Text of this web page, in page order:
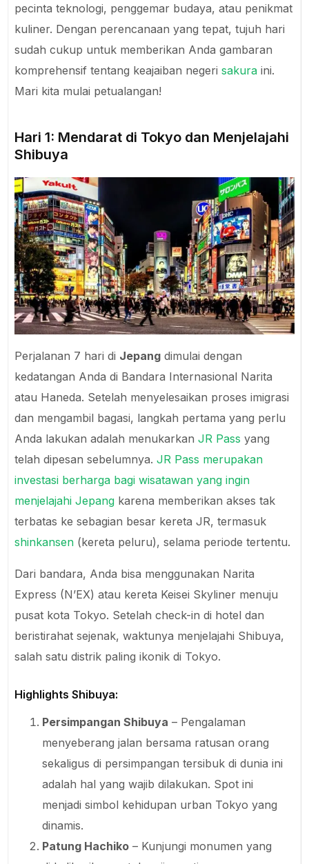
pecinta teknologi, penggemar budaya, atau penikmat
kuliner. Dengan perencanaan yang tepat, tujuh hari
sudah cukup untuk memberikan Anda gambaran
komprehensif tentang keajaiban negerisakura ini.
Mari kita mulai petualangan!
Hari 1: Mendarat di Tokyo dan Menjelajahi
Shibuya
Perjalanan 7 hari di Jepang dimulai dengan
kedatangan Anda di Bandara Internasional Narita
atau Haneda. Setelah menyelesaikan proses imigrasi
dan mengambil bagasi, langkah pertama yang perlu
Anda lakukan adalah menukarkanJR Pass yang
telah dipesan sebelumnya.JR Pass merupakan
investasi berharga bagi wisatawan yang ingin
menjelajahi Jepang karena memberikan akses tak
terbatas ke sebagian besar kereta JR, termasuk
shinkansen (kereta peluru), selama periode tertentu.
Dari bandara, Anda bisa menggunakan Narita
Express (N’EX) atau kereta Keisei Skyliner menuju
pusat kota Tokyo. Setelah check-in di hotel dan
beristirahat sejenak, waktunya menjelajahi Shibuya,
salah satu distrik paling ikonik di Tokyo.
Highlights Shibuya:
Persimpangan Shibuya – Pengalaman
menyeberang jalan bersama ratusan orang
sekaligus di persimpangan tersibuk di dunia ini
adalah hal yang wajib dilakukan. Spot ini
menjadi simbol kehidupan urban Tokyo yang
dinamis.
Patung Hachiko – Kunjungi monumen yang